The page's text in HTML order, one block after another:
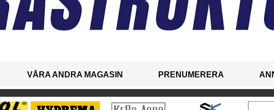
VÅRA ANDRA MAGASIN PRENUMERERA